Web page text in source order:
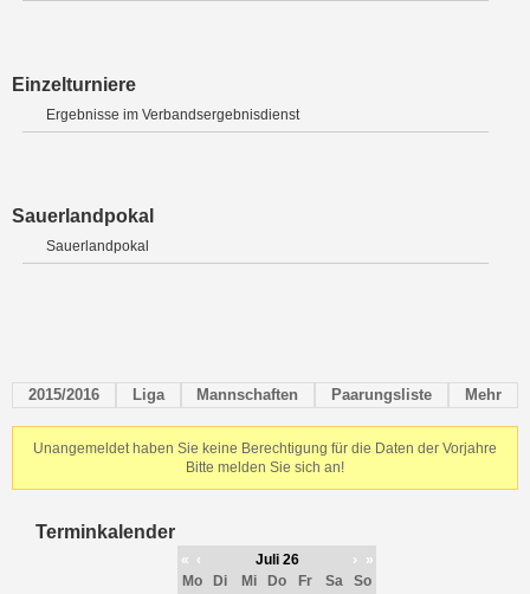
Einzelturniere
Ergebnisse im Verbandsergebnisdienst
Sauerlandpokal
Sauerlandpokal
2015/2016 Liga Mannschaften Paarungsliste Mehr
Unangemeldet haben Sie keine Berechtigung für die Daten der Vorjahre
Bitte melden Sie sich an!
Terminkalender
« ‹ Juli 26 ›
»
Mo
Di Mi Do Fr Sa
So